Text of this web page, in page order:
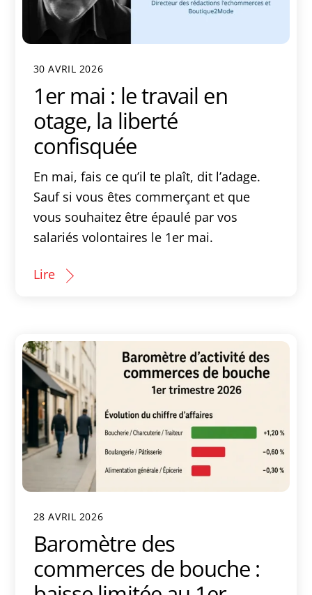
30 AVRIL 2026
1er mai : le travail en
otage, la liberté
confisquée
En mai, fais ce qu’il te plaît, dit l’adage.
Sauf si vous êtes commerçant et que
vous souhaitez être épaulé par vos
salariés volontaires le 1er mai.
Lire
28 AVRIL 2026
Baromètre des
commerces de bouche :